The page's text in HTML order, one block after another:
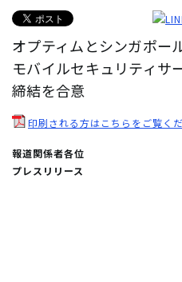
オプティムとシンガポー
モバイルセキュリティサ
締結を合意
印刷される方はこちらをご覧く
報道関係者各位
プレスリリース